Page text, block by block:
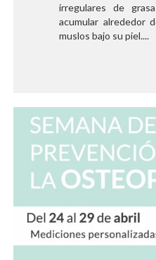
irregulares de
acumular alrededor
muslos bajo su piel....